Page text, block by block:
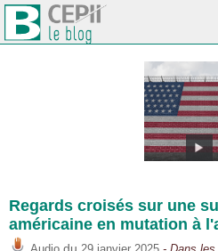
Regards croisés sur une
américaine en mutation à